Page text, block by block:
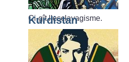
Ci-gît l’esclavagisme.
Kurdistan